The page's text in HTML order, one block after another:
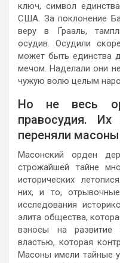
ключ, символ
США. За поклонение
веру в Грааль,
осудив. Осудили
может быть единства
мечом. Наделали они
чужую волю целым
Но не весь
правосудия. Их
переняли
Масонский орден
строжайшей тайне
исторических
них, и то,
исследования
элита общества,
взносы на развитие
властью, которая
Масоны имели тайные